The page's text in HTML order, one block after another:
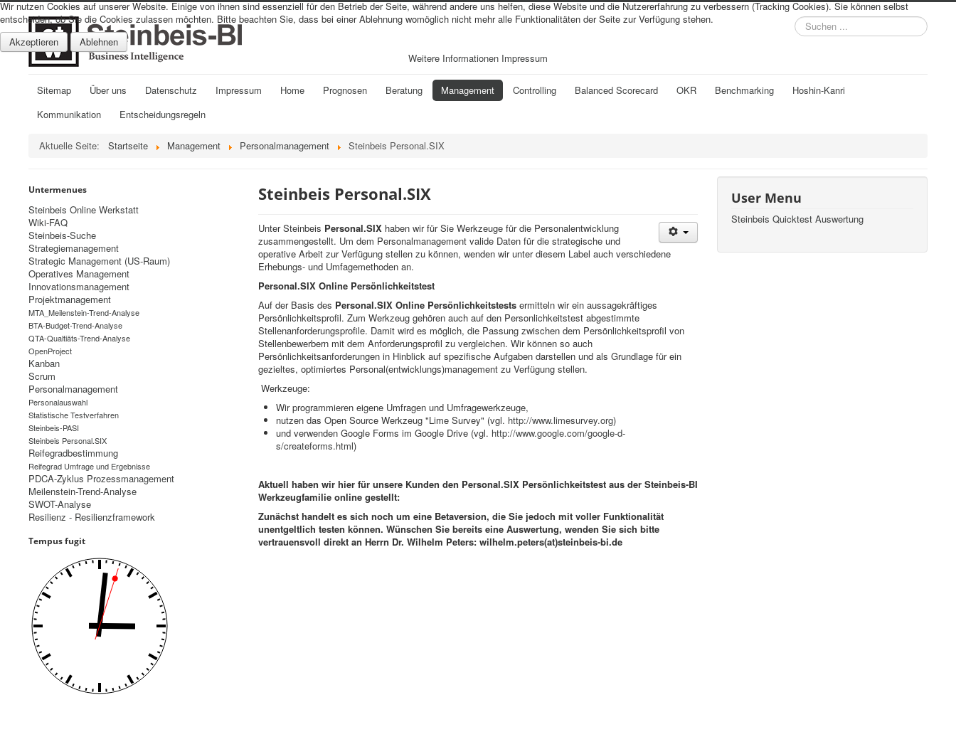
Suchen
...
Sitemap Über uns Datenschutz Impressum Home Prognosen Beratung Management Controlling Balanced Scorecard OKR Benchmarking
Hoshin-Kanri
Kommunikation
Entscheidungsregeln
Aktuelle Seite: Startseite Management Personalmanagement Steinbeis Personal.SIX
Untermenues
Steinbeis Online Werkstatt
Wiki-FAQ
Steinbeis-Suche
Strategiemanagement
Strategic Management (US-Raum)
Operatives Management
Innovationsmanagement
Projektmanagement
MTA_Meilenstein-Trend-Analyse
BTA-Budget-Trend-Analyse
QTA-Qualtiäts-Trend-Analyse
OpenProject
Kanban
Scrum
Personalmanagement
Personalauswahl
Statistische Testverfahren
Steinbeis-PASI
Steinbeis Personal.SIX
Reifegradbestimmung
Reifegrad Umfrage und Ergebnisse
PDCA-Zyklus Prozessmanagement
Meilenstein-Trend-Analyse
SWOT-Analyse
Resilienz - Resilienzframework
Tempus fugit
Steinbeis Personal.SIX
Unter Steinbeis Personal.SIXhaben wir für Sie Werkzeuge für die Personalentwicklung
zusammengestellt. Um dem Personalmanagement valide Daten für die strategische und
operative Arbeit zur Verfügung stellen zu können, wenden wir unter diesem Label auch verschiedene
Erhebungs- und Umfagemethoden an.
Personal.SIX Online Persönlichkeitstest
Auf der Basis des Personal.SIX Online Persönlichkeitstestsermitteln wir ein aussagekräftiges
Persönlichkeitsprofil. Zum Werkzeug gehören auch auf den Personlichkeitstest abgestimmte
Stellenanforderungsprofile. Damit wird es möglich, die Passung zwischen dem Persönlichkeitsprofil von
Stellenbewerbern mit dem Anforderungsprofil zu vergleichen. Wir können so auch
Persönlichkeitsanforderungen in Hinblick auf spezifische Aufgaben darstellen und als Grundlage für ein
gezieltes, optimiertes Personal(entwicklungs)management zu Verfügung stellen.
Werkzeuge:
Wir programmieren eigene Umfragen und Umfragewerkzeuge,
nutzen das Open Source Werkzeug "Lime Survey" (vgl. http://www.limesurvey.org)
und verwenden Google Forms im Google Drive (vgl. http://www.google.com/google-d-
s/createforms.html)
Aktuell haben wir hier für unsere Kunden den Personal.SIX Persönlichkeitstest aus der Steinbeis-BI
Werkzeugfamilie online gestellt:
Zunächst handelt es sich noch um eine Betaversion, die Sie jedoch mit voller Funktionalität
unentgeltlich testen können. Wünschen Sie bereits eine Auswertung, wenden Sie sich bitte
vertrauensvoll direkt an Herrn Dr. Wilhelm Peters: wilhelm.peters(at)steinbeis-bi.de
User Menu
Steinbeis Quicktest Auswertung
Wir nutzen Cookies auf unserer Website. Einige von ihnen sind essenziell für den Betrieb der Seite, während andere uns helfen, diese Website und die Nutzererfahrung zu verbessern (Tracking Cookies). Sie können selbst
entscheiden, ob Sie die Cookies zulassen möchten. Bitte beachten Sie, dass bei einer Ablehnung womöglich nicht mehr alle Funktionalitäten der Seite zur Verfügung stehen.
Akzeptieren
Ablehnen
Weitere Informationen Impressum